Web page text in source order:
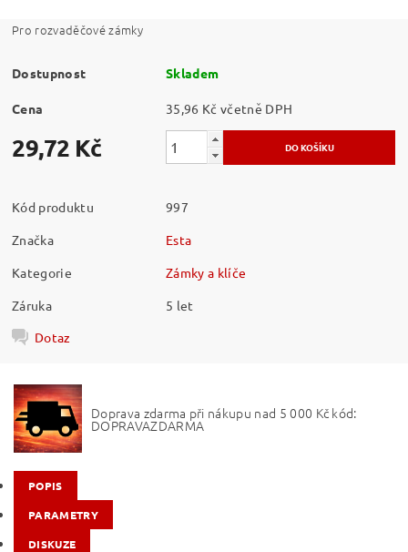
Pro rozvaděčové zámky
Dostupnost Skladem
Cena 35,96 Kč včetně DPH
29,72 Kč
Kód produktu
997
Značka
Esta
Kategorie
Zámky a klíče
Záruka
5 let
Dotaz
Doprava zdarma při nákupu nad 5 000 Kč kód:
DOPRAVAZDARMA
POPIS
PARAMETRY
DISKUZE